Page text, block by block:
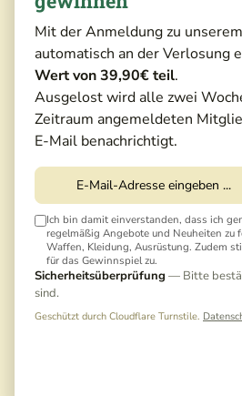
Mit der Anmeldung zu
automatisch an der Verlosung
Wert von 39,90€ teil.
Ausgelost wird alle zwei
Zeitraum angemeldeten
E-Mail benachrichtigt.
Ich bin damit einverstanden, dass ich
regelmäßig Angebote und Neuheiten zu
Waffen, Kleidung, Ausrüstung. Zudem
für das Gewinnspiel zu.
Sicherheitsüberprüfung — Bitte
sind.
Geschützt durch Cloudflare Turnstile.